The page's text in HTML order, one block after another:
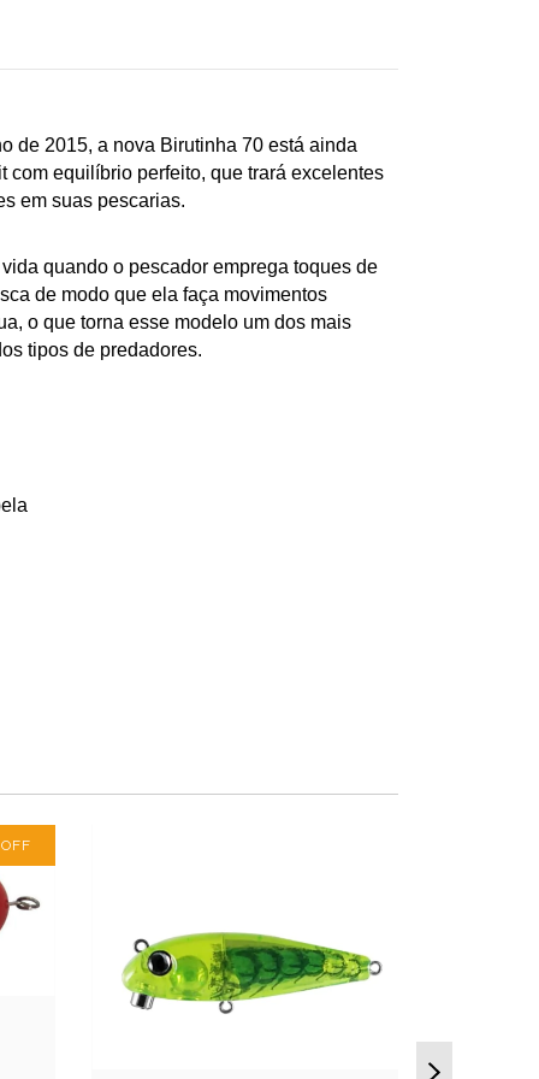
de 2015, a nova Birutinha 70 está ainda
com equilíbrio perfeito, que trará excelentes
em suas pescarias.
quando o pescador emprega toques de
de modo que ela faça movimentos
o que torna esse modelo um dos mais
tipos de predadores.
OFF